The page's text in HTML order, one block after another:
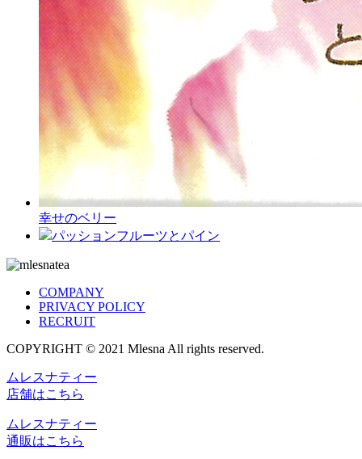
幸せのベリー
パッションフルーツとパイン
COMPANY
PRIVACY POLICY
RECRUIT
COPYRIGHT © 2021 Mlesna All rights reserved.
ムレスナティー
店舗はこちら
ムレスナティー
通販はこちら